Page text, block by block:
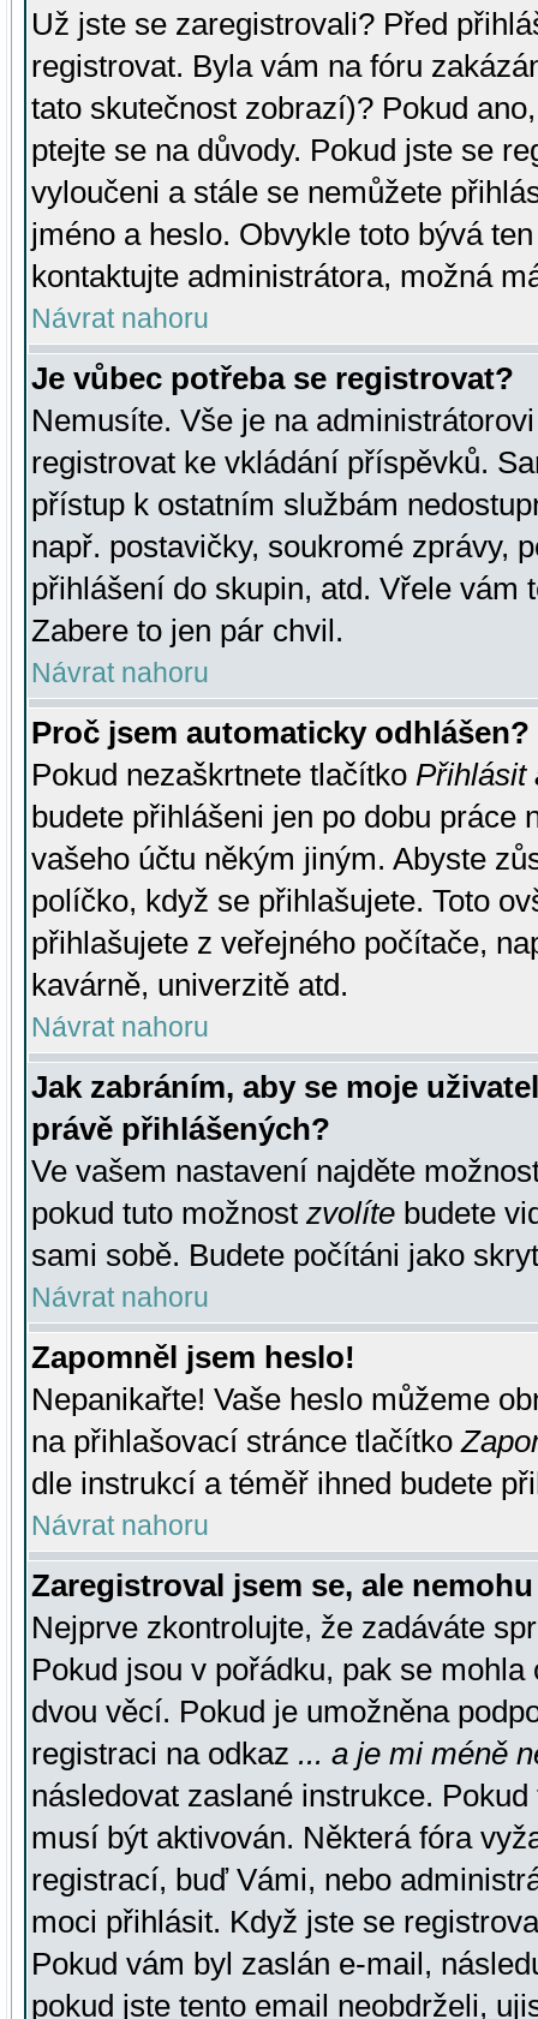
Už jste se zaregistrovali? Před
registrovat. Byla vám na fóru
tato skutečnost zobrazí)? Pokud
ptejte se na důvody. Pokud jste se
vyloučeni a stále se nemůžete
jméno a heslo. Obvykle toto bývá
kontaktujte administrátora, možná
Návrat nahoru
Je vůbec potřeba se registrovat?
Nemusíte. Vše je na
registrovat ke vkládání příspěvků.
přístup k ostatním službám
např. postavičky, soukromé zprávy,
přihlášení do skupin, atd. Vřele vám
Zabere to jen pár chvil.
Návrat nahoru
Proč jsem automaticky odhlášen?
Pokud nezaškrtnete tlačítko Přihlásit
budete přihlášeni jen po dobu práce
vašeho účtu někým jiným. Abyste
políčko, když se přihlašujete. Toto
přihlašujete z veřejného počítače,
kavárně, univerzitě atd.
Návrat nahoru
Jak zabráním, aby se moje
právě přihlášených?
Ve vašem nastavení najděte
pokud tuto možnost zvolíte budete
sami sobě. Budete počítáni jako
Návrat nahoru
Zapomněl jsem heslo!
Nepanikařte! Vaše heslo můžeme
na přihlašovací stránce tlačítko
dle instrukcí a téměř ihned budete
Návrat nahoru
Zaregistroval jsem se, ale
Nejprve zkontrolujte, že zadáváte
Pokud jsou v pořádku, pak se
dvou věcí. Pokud je umožněna
registraci na odkaz ... a je mi méně
následovat zaslané instrukce.
musí být aktivován. Některá fóra
registrací, buď Vámi, nebo
moci přihlásit. Když jste se
Pokud vám byl zaslán e-mail,
pokud jste tento email neobdrželi,